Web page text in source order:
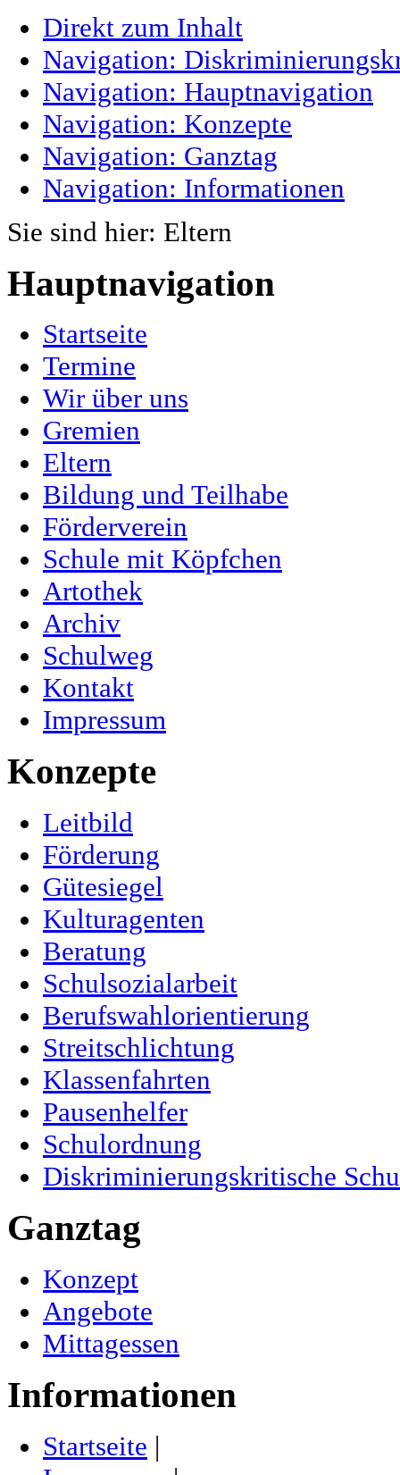
Direkt zum Inhalt
Navigation:
Navigation: Hauptnavigation
Navigation: Konzepte
Navigation: Ganztag
Navigation: Informationen
Sie sind hier: Eltern
Hauptnavigation
Startseite
Termine
Wir über uns
Gremien
Eltern
Bildung und Teilhabe
Förderverein
Schule mit Köpfchen
Artothek
Archiv
Schulweg
Kontakt
Impressum
Konzepte
Leitbild
Förderung
Gütesiegel
Kulturagenten
Beratung
Schulsozialarbeit
Berufswahlorientierung
Streitschlichtung
Klassenfahrten
Pausenhelfer
Schulordnung
Diskriminierungskritische
Ganztag
Konzept
Angebote
Mittagessen
Informationen
Startseite |